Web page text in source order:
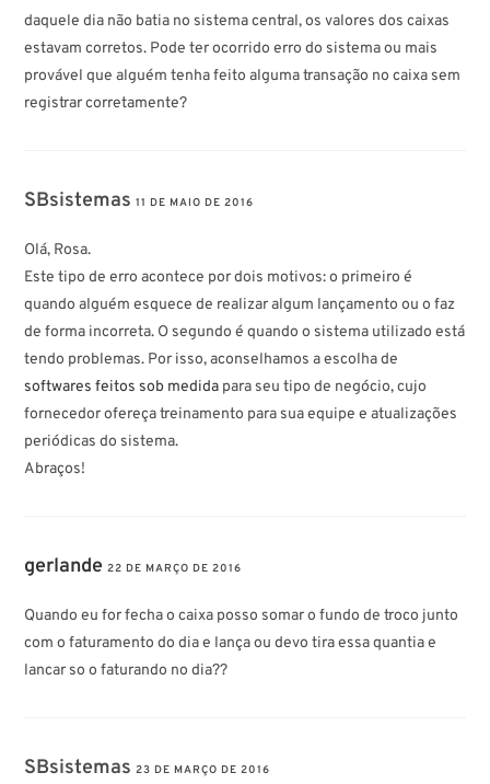
daquele dia não batia no sistema central, os valores dos caixas
estavam corretos. Pode ter ocorrido erro do sistema ou mais
provável que alguém tenha feito alguma transação no caixa sem
registrar corretamente?
SBsistemas11 DE MAIO DE 2016
Olá, Rosa.
Este tipo de erro acontece por dois motivos: o primeiro é
quando alguém esquece de realizar algum lançamento ou o faz
de forma incorreta. O segundo é quando o sistema utilizado está
tendo problemas. Por isso, aconselhamos a escolha de
softwares feitos sob medida para seu tipo de negócio, cujo
fornecedor ofereça treinamento para sua equipe e atualizações
periódicas do sistema.
Abraços!
gerlande 22 DE MARÇO DE 2016
Quando eu for fecha o caixa posso somar o fundo de troco junto
com o faturamento do dia e lança ou devo tira essa quantia e
lancar so o faturando no dia??
SBsistemas23 DE MARÇO DE 2016